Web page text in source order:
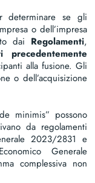
determinare se gli
o dell’impresa
dai Regolamenti,
alla fusione. Gli
o dell’acquisizione
minimis” possono
da regolamenti
2023/2831 e
Generale
complessiva non